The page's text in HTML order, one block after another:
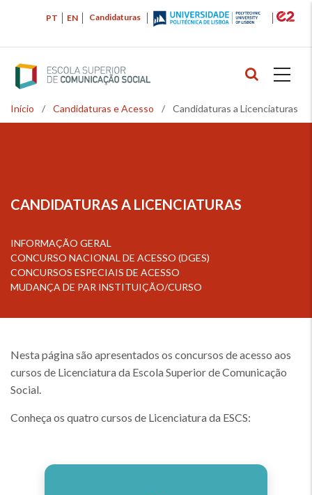
conteúdo
principal
Candidaturas
PT EN
Navegação
Início / Candidaturas e Acesso / Candidaturas a Licenciaturas
CANDIDATURAS A LICENCIATURAS
INFORMAÇÃO GERAL
CONCURSO NACIONAL DE ACESSO (DGES)
CONCURSOS ESPECIAIS DE ACESSO
MUDANÇA DE PAR INSTITUIÇÃO/CURSO
Nesta página são apresentados os concursos de acesso aos
cursos de Licenciatura da Escola Superior de Comunicação
Social.
Conheça os quatro cursos de Licenciatura da ESCS: